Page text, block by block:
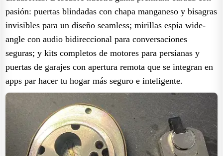
pasión: puertas blindadas con chapa manganeso y bisagras
invisibles para un diseño seamless; mirillas espía wide-
angle con audio bidireccional para conversaciones
seguras; y kits completos de motores para persianas y
puertas de garajes con apertura remota que se integran en
apps par hacer tu hogar más seguro e inteligente.